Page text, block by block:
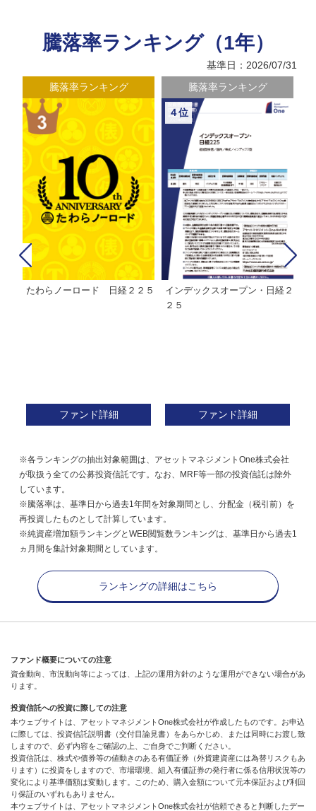
騰落率ランキング（1年）
基準日：2026/07/31
騰落率ランキング
たわらノーロード 日経２２５
ファンド詳細
騰落率ランキング
４位
インデックスオープン・日経２
２５
ファンド詳細
※各ランキングの抽出対象範囲は、アセットマネジメントOne株式会社
が取扱う全ての公募投資信託です。なお、MRF等一部の投資信託は除外
しています。
※騰落率は、基準日から過去1年間を対象期間とし、分配金（税引前）を
再投資したものとして計算しています。
※純資産増加額ランキングとWEB閲覧数ランキングは、基準日から過去1
ヵ月間を集計対象期間としています。
ランキングの詳細はこちら
ファンド概要についての注意
資金動向、市況動向等によっては、上記の運用方針のような運用ができない場合があ
ります。
投資信託への投資に際しての注意
本ウェブサイトは、アセットマネジメントOne株式会社が作成したものです。お申込
に際しては、投資信託説明書（交付目論見書）をあらかじめ、または同時にお渡し致
しますので、必ず内容をご確認の上、ご自身でご判断ください。
投資信託は、株式や債券等の値動きのある有価証券（外貨建資産には為替リスクもあ
ります）に投資をしますので、市場環境、組入有価証券の発行者に係る信用状況等の
変化により基準価額は変動します。このため、購入金額について元本保証および利回
り保証のいずれもありません。
本ウェブサイトは、アセットマネジメントOne株式会社が信頼できると判断したデー